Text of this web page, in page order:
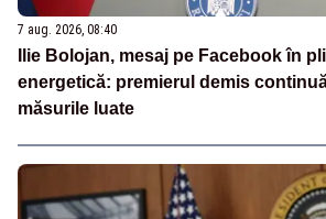
7 aug. 2026, 08:40
Ilie Bolojan, mesaj pe Facebook în
energetică: premierul demis
măsurile luate